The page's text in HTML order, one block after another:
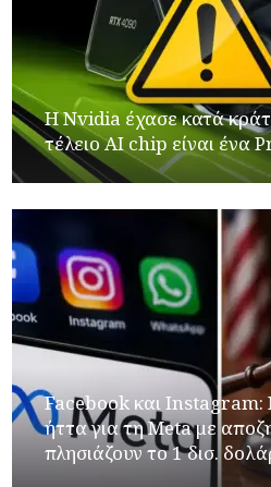
Η Nvidia έχασε κατά
τέλειο AI chip είναι ένα
Facebook και Instagram:
ήττα για τη Meta με
πλησιάζουν το 1 δισ.